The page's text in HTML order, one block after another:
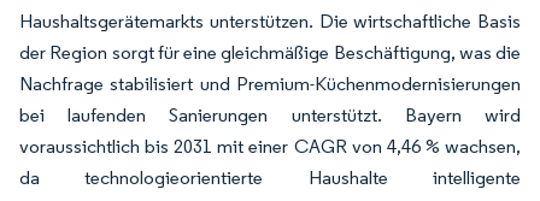
Haushaltsgerätemarkts unterstützen. Die wirtschaftliche Basis
der Region sorgt für eine gleichmäßige Beschäftigung, was die
Nachfrage stabilisiert und Premium-Küchenmodernisierungen
bei laufenden Sanierungen unterstützt. Bayern wird
voraussichtlich bis 2031 mit einer CAGR von 4,46 % wachsen,
da technologieorientierte Haushalte intelligente